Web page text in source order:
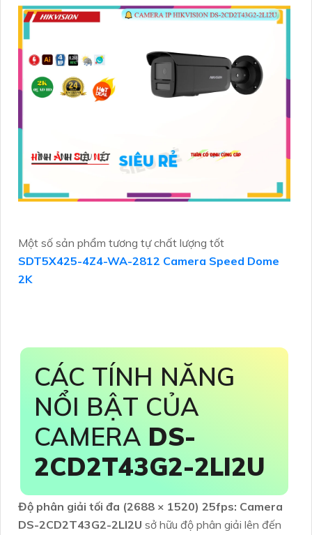
Một số sản phẩm tương tự chất lượng tốt
SDT5X425-4Z4-WA-2812 Camera Speed Dome
2K
CÁC TÍNH NĂNG
NỔI BẬT CỦA
CAMERA DS-
2CD2T43G2-2LI2U
Độ phân giải tối đa (2688 × 1520) 25fps: Camera
DS-2CD2T43G2-2LI2U sở hữu độ phân giải lên đến